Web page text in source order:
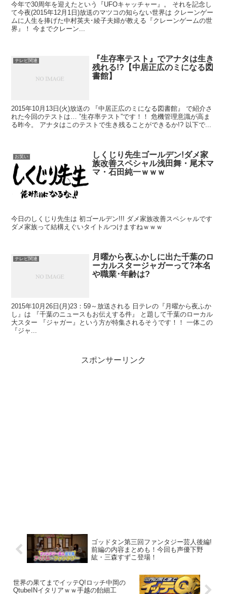
今年で30周年を迎えたという『UFOキャッチャー』。 それを記念し
て今夜(2015年12月1日)放送のマツコの知らない世界は クレーンゲー
ムに人生を捧げた中村英夫･綾子夫婦が教える『クレーンゲームの世
界』！ 今までクレーン...
テレビ関連
『生存率テスト』でアナタは生き
残れる!?【中居正広のミになる図
書館】
2015年10月13日(火)放送の 『中居正広のミになる図書館』 で紹介さ
れた今回のテストは… ”生存率テスト”です！！ 危機管理意識が高ま
る昨今。 アナタはこのテストで生き残ることができるか!? 以下で...
お笑い
しくじり先生ゴールデン!ダメ家
族改善スペシャル浅田舞・尾木マ
マ・石田純一ｗｗｗ
今日のしくじり先生は 初ゴールデン!!! ダメ家族改善スペシャルです
ダメ家族って結構えぐいタイトルつけますねｗｗｗ
テレビ関連
月曜から夜ふかしに出た千葉のロ
ーカルスタージャガーって?本名
や職業･年齢は?
2015年10月26日(月)23：59～放送される 日テレの『月曜から夜ふか
し』は 『千葉のニュースもお伝えする件』 と題して千葉のローカル
大スター 『ジャガー』という方が特集されるそうです！！ 一体この
『ジャ...
スポンサーリンク
ゴッドタン第三回ファンタジー芸人後編!
前編の内容まとめも！今回も声優下野
紘・三森すずこ登場！
世界の果てまでイッテQ!ロッチ中岡の
QtubeINイタリアｗｗ手越の飴細工